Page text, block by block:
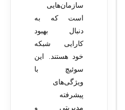
سازمان‌هایی
است که به
دنبال بهبود
کارایی شبکه
خود هستند. این
سوئیچ با
ویژگی‌های
پیشرفته
مدیریتی و